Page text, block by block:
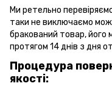
Ми ретельно
таки не виключаємо
бракований товар, його
протягом 14 днів з дня
Процедура
якості: